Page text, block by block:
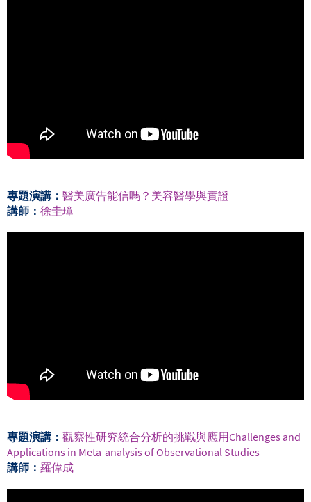
專題演講： 醫美廣告能信嗎？美容醫學與實證
講師： 徐圭璋
專題演講： 觀察性研究統合分析的挑戰與應用Challenges and
Applications in Meta-analysis of Observational Studies
講師： 羅偉成